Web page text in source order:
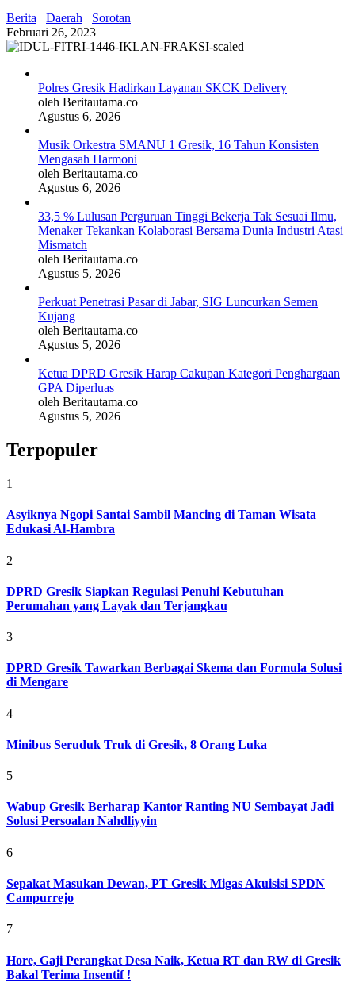
Berita Daerah
Sorotan
Februari 26, 2023
Polres Gresik Hadirkan Layanan SKCK Delivery
oleh Beritautama.co
Agustus 6, 2026
Musik Orkestra SMANU 1 Gresik, 16 Tahun Konsisten
Mengasah Harmoni
oleh Beritautama.co
Agustus 6, 2026
33,5 % Lulusan Perguruan Tinggi Bekerja Tak Sesuai Ilmu,
Menaker Tekankan Kolaborasi Bersama Dunia Industri Atasi
Mismatch
oleh Beritautama.co
Agustus 5, 2026
Perkuat Penetrasi Pasar di Jabar, SIG Luncurkan Semen
Kujang
oleh Beritautama.co
Agustus 5, 2026
Ketua DPRD Gresik Harap Cakupan Kategori Penghargaan
GPA Diperluas
oleh Beritautama.co
Agustus 5, 2026
Terpopuler
1
Asyiknya Ngopi Santai Sambil Mancing di Taman Wisata
Edukasi Al-Hambra
2
DPRD Gresik Siapkan Regulasi Penuhi Kebutuhan
Perumahan yang Layak dan Terjangkau
3
DPRD Gresik Tawarkan Berbagai Skema dan Formula Solusi
di Mengare
4
Minibus Seruduk Truk di Gresik, 8 Orang Luka
5
Wabup Gresik Berharap Kantor Ranting NU Sembayat Jadi
Solusi Persoalan Nahdliyyin
6
Sepakat Masukan Dewan, PT Gresik Migas Akuisisi SPDN
Campurrejo
7
Hore, Gaji Perangkat Desa Naik, Ketua RT dan RW di Gresik
Bakal Terima Insentif !